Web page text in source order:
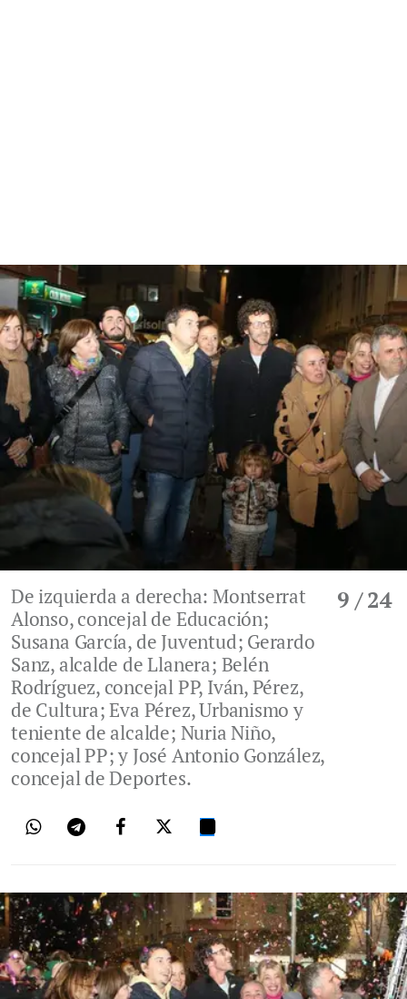
9 / 24
De izquierda a derecha: Montserrat
Alonso, concejal de Educación;
Susana García, de Juventud; Gerardo
Sanz, alcalde de Llanera; Belén
Rodríguez, concejal PP, Iván, Pérez,
de Cultura; Eva Pérez, Urbanismo y
teniente de alcalde; Nuria Niño,
concejal PP; y José Antonio González,
concejal de Deportes.